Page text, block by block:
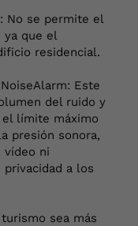
ofrecer,
casa en un
No se permite el
ya que el
residencial.
Este
del ruido y
el límite máximo
presión sonora,
vídeo ni
privacidad a los
sea más